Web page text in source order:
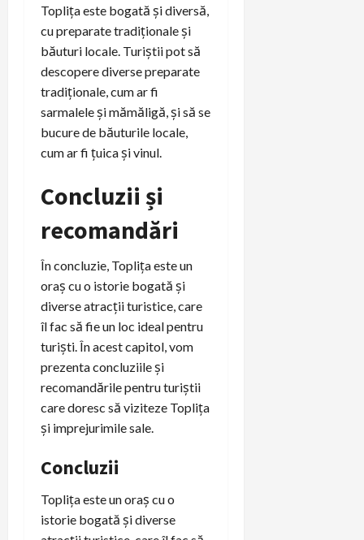
Toplița este bogată și diversă,
cu preparate tradiționale și
băuturi locale. Turiștii pot să
descopere diverse preparate
tradiționale, cum ar fi
sarmalele și mămăligă, și să se
bucure de băuturile locale,
cum ar fi țuica și vinul.
Concluzii și
recomandări
În concluzie, Toplița este un
oraș cu o istorie bogată și
diverse atracții turistice, care
îl fac să fie un loc ideal pentru
turiști. În acest capitol, vom
prezenta concluziile și
recomandările pentru turiștii
care doresc să viziteze Toplița
și imprejurimile sale.
Concluzii
Toplița este un oraș cu o
istorie bogată și diverse